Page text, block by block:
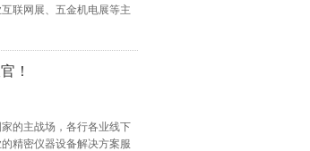
联网展、五金机电展等主
！
的主战场，各行各业线下
精密仪器设备解决方案服